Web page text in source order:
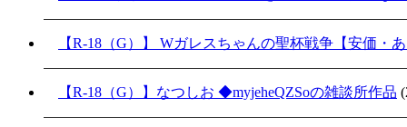
【R-18（G）】 Wガレスちゃんの聖杯戦争【安価・
【R-18（G）】なつしお ◆myjeheQZSoの雑談所作品